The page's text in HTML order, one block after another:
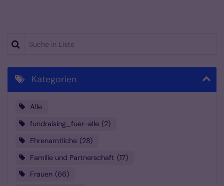
Suche in Liste
Kategorien
Alle
fundraising_fuer-alle 2
Ehrenamtliche 28
Familie und Partnerschaft 17
Frauen
66